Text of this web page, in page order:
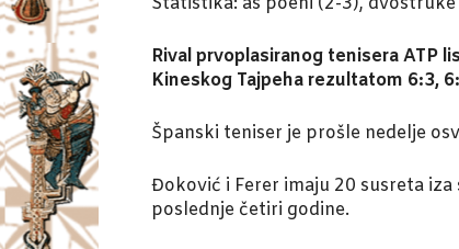
Rival prvoplasiranog tenisera ATP
Kineskog Tajpeha rezultatom 6:3,
Španski teniser je prošle nedelje
Đoković i Ferer imaju 20 susreta
poslednje četiri godine.